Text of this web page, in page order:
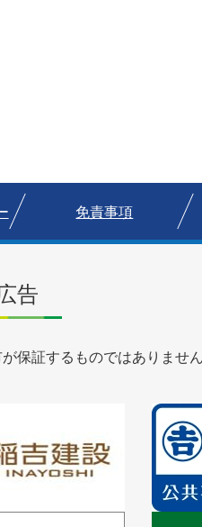
免責事項
告
保証するものではありません
1
枚
目
の
ス